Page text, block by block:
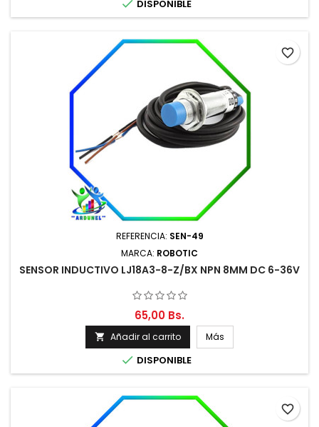
 DISPONIBLE
REFERENCIA: SEN-49
MARCA: ROBOTIC
SENSOR INDUCTIVO LJ18A3-8-Z/BX NPN 8MM DC 6-36V
65,00 Bs.
 Añadir al carrito Más
 DISPONIBLE
favorite_border
favorite_border